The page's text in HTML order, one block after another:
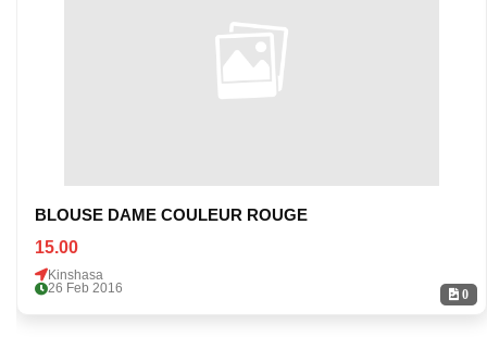
0
BLOUSE DAME COULEUR ROUGE
15.00
Kinshasa
26 Feb 2016